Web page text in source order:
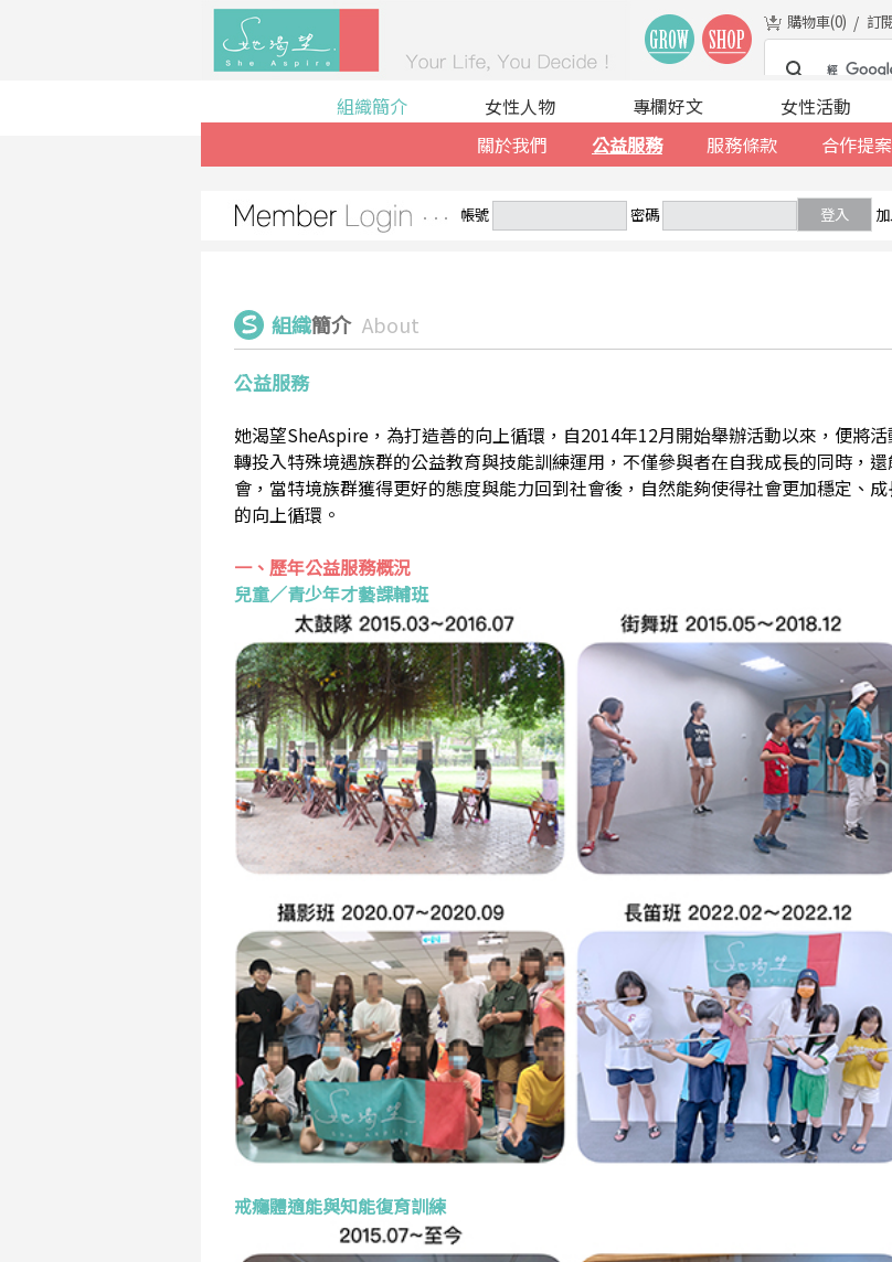
購物車(0) 訂
組織簡介
關於我們
公益服務 服務條款 合作提案
女性人物 專欄好文 女性活動
帳號 密碼 登入
組織簡介 About
公益服務
她渴望SheAspire，為打造善的向上循環，自2014年12月開始舉辦活動以來，便將
轉投入特殊境遇族群的公益教育與技能訓練運用，不僅參與者在自我成長的同時，
會，當特境族群獲得更好的態度與能力回到社會後，自然能夠使得社會更加穩定、
的向上循環。
一、歷年公益服務概況
兒童／青少年才藝課輔班
戒癮體適能與知能復育訓練